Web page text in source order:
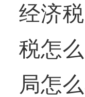
经济
税怎
局怎